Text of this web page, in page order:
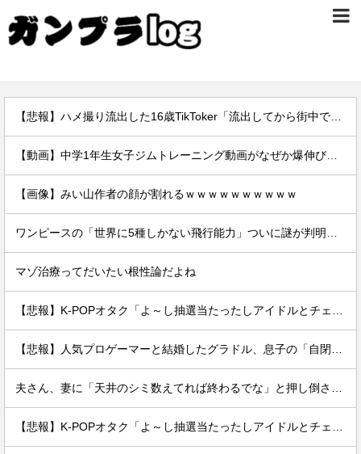
【画像】みい山作者の顔が割れるｗｗｗｗｗｗｗｗｗｗ
マゾ治療ってだいたい根性論だよね